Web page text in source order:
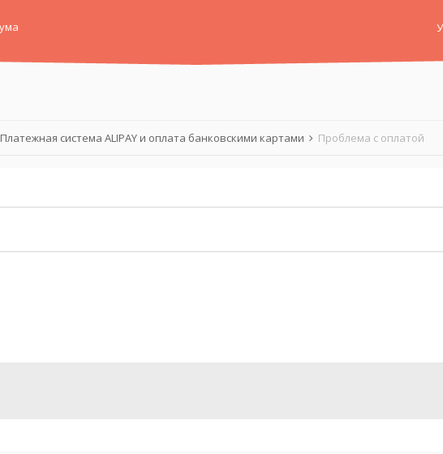
Платежная система ALIPAY и оплата банковскими картами Проблема с оплатой